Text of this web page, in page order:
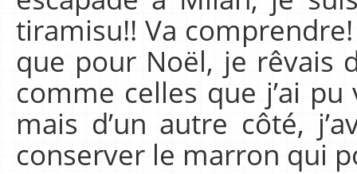
tiramisu!! Va
que pour Noël, je rêvais
comme celles que j’ai
mais d’un autre côté,
conserver le marron qui